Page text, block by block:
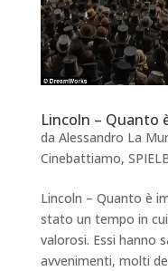
Lincoln – Quanto
da Alessandro La
Cinebattiamo,
Lincoln – Quanto è
stato un tempo in
valorosi. Essi hanno
avvenimenti, molti